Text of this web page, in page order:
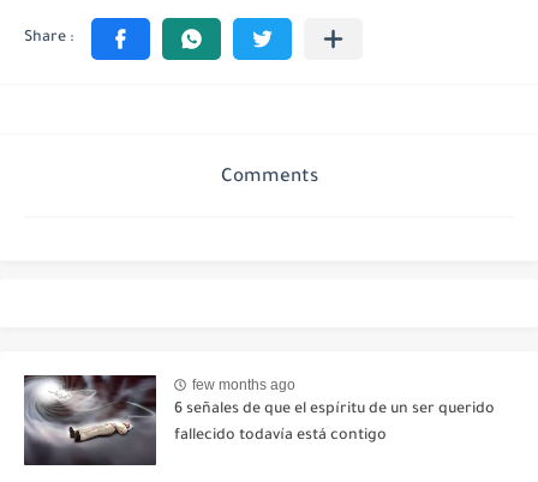
Comments
few months ago
6 señales de que el espíritu de un ser querido
fallecido todavía está contigo